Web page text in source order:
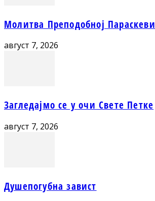
Молитва Преподобној Параскеви
август 7, 2026
Загледајмо се у очи Свете Петке
август 7, 2026
Душепогубна завист